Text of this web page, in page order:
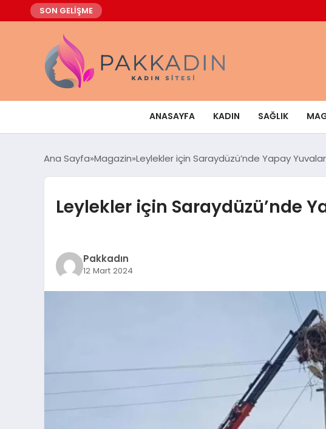
SON GELİŞME
ANASAYFA KADIN SAĞLIK
Ana Sayfa Magazin Leylekler için Saraydüzü’nde Yapay Yuvalar
Leylekler için Saraydüzü’nde
Pakkadın
12 Mart 2024